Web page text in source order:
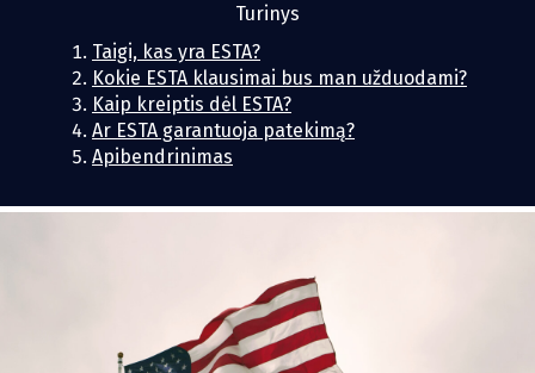
Turinys
Taigi, kas yra ESTA?
Kokie ESTA klausimai bus man užduodami?
Kaip kreiptis dėl ESTA?
Ar ESTA garantuoja patekimą?
Apibendrinimas